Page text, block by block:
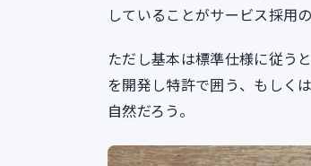
していることがサービス採用
ただし基本は標準仕様に従う
を開発し特許で囲う、もしく
自然だろう。